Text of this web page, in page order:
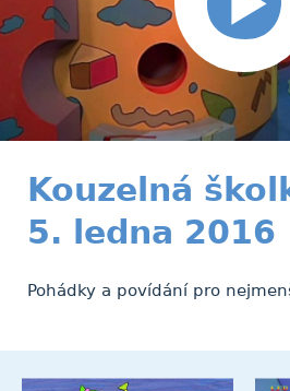
Kouzelná
5. ledna 2016
Pohádky a povídání pro